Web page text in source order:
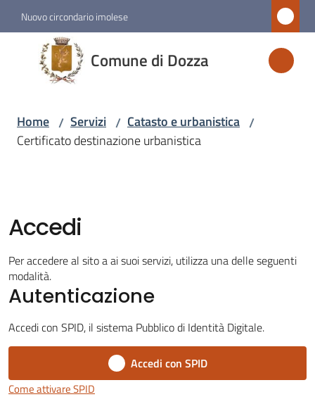
Vai al contenuto
Vai alla navigazione
Vai al footer
Nuovo circondario imolese
Comune di Dozza
Comune
di
Dozza
Servizi
Menu selezionato
Vivere
Home / Servizi / Catasto e urbanistica /
Certificato destinazione urbanistica
Accedi
Per accedere al sito a ai suoi servizi, utilizza una delle seguenti
modalità.
Autenticazione
Accedi con SPID, il sistema Pubblico di Identità Digitale.
Accedi con SPID
Come attivare SPID